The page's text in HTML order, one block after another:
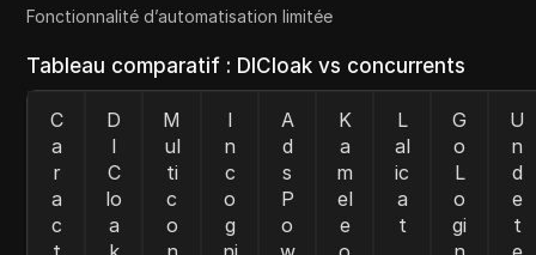
Fonctionnalité d’automatisation limitée
Tableau comparatif : DICloak vs concurrents
C
a
r
a
c
D
I
C
lo
a
M
ul
ti
c
o
I
n
c
o
g
A
d
s
P
o
K
a
m
el
e
L
al
ic
a
t
G
o
L
o
gi
U
n
d
e
t